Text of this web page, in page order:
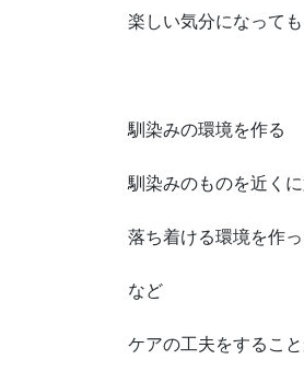
楽しい気分になって
馴染みの環境を作る
馴染みのものを近く
落ち着ける環境を作っ
など
ケアの工夫をすること